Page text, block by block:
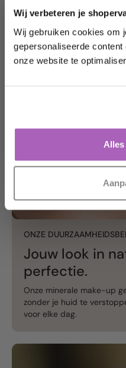
Wij verbeteren je
Wij gebruiken cookies om
gepersonaliseerde content
onze website te
Alles
ONZE
Jouw look in
perfectie.
Onze minerale make-up
zonder je huid te
voor elke dag.
Möchten Sie sofort 10
% Rabatt erhalten?
Schaltfläche unten klickst.